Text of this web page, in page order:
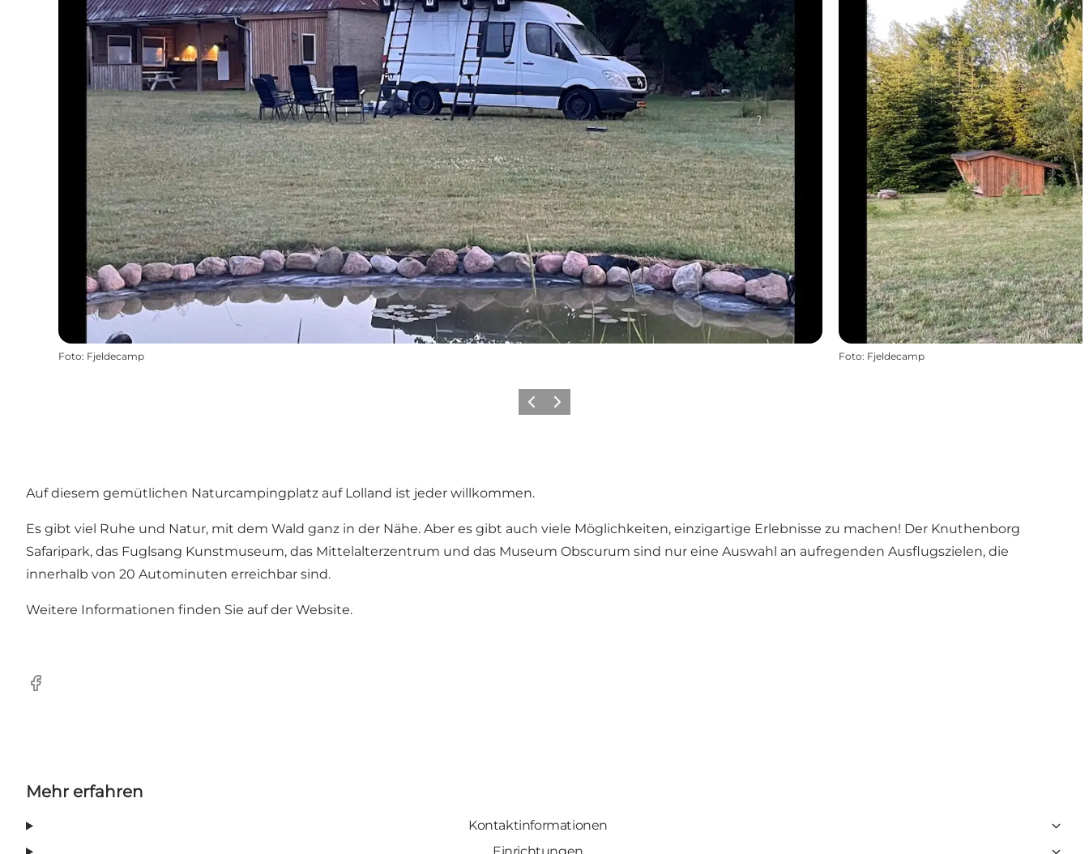
Foto: Fjeldecamp Foto: Fjeldecamp
ZurückWeiter
Auf diesem gemütlichen Naturcampingplatz auf Lolland ist jeder willkommen.
Es gibt viel Ruhe und Natur, mit dem Wald ganz in der Nähe. Aber es gibt auch viele Möglichkeiten, einzigartige Erlebnisse zu machen! Der Knuthenborg
Safaripark, das Fuglsang Kunstmuseum, das Mittelalterzentrum und das Museum Obscurum sind nur eine Auswahl an aufregenden Ausflugszielen, die
innerhalb von 20 Autominuten erreichbar sind.
Weitere Informationen finden Sie auf der Website.
Facebook
Mehr erfahren
Kontaktinformationen